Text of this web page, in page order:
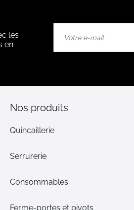
les
en
notre
:
Nos produits
Quincaillerie
Serrurerie
Consommables
Ferme-portes et pivots